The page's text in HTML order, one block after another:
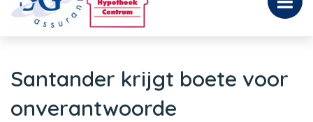
Santander krijgt boete voor
onverantwoorde